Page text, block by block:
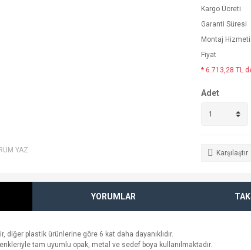
YAZ
Kargo Ücreti
Garanti Süresi
Montaj Hizmeti
Fiyat
* 6.713,28 TL
Adet
Karşılaştır
YORUMLAR
plastik ürünlerine göre 6 kat daha dayanıklıdır.
tam uyumlu opak, metal ve sedef boya kullanılmaktadır.